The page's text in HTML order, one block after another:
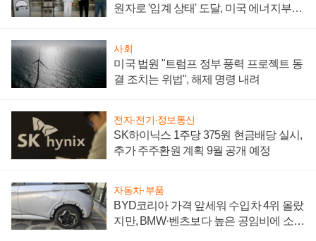
원자로 '임계 상태' 도달, 미국 에너지부
사회
미국 법원 "트럼프 정부 풍력 프로젝트 동
결 조치는 위법", 해제 명령 내려
전자·전기·정보통신
SK하이닉스 1주당 375원 현금배당 실시,
추가 주주환원 계획 9월 공개 예정
자동차·부품
BYD코리아 가격 앞세워 수입차 4위 올랐
지만, BMW·벤츠보다 높은 공임비에 소비